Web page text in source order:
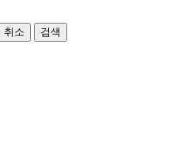
취소
검색